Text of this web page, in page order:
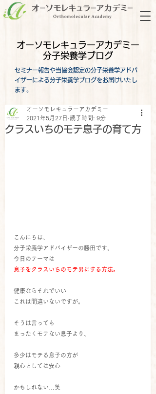
オーソモレキュラーアカデミー
分子栄養学ブログ
セミナー報告や当協会認定の分子栄養学アドバ
イザーによる分子栄養学ブログをお届けいたし
ます。
クラスいちのモテ息子の育て方
オーソモレキュラーアカデミー
2021年5月27日 読了時間: 9分
こんにちは、
分子栄養学アドバイザーの勝田です。
今日のテーマは
息子をクラスいちのモテ男にする方法。
健康ならそれでいい
これは間違いないですが。
そうは言っても
まったくモテない息子より、
多少はモテる息子の方が
親心としては安心
かもしれない…笑